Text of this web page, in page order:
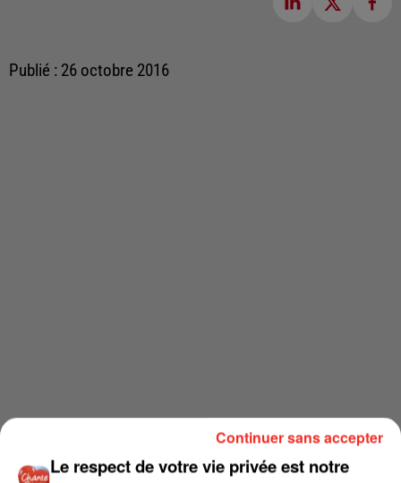
Publié : 26 octobre 2016
Le respect de votre vie privée est notre
Continuer sans accepter